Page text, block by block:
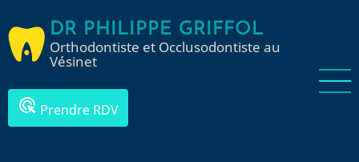
au
contenu
principal
DR PHILIPPE GRIFFOL
Orthodontiste et Occlusodontiste au
Vésinet
ads_click Prendre RDV